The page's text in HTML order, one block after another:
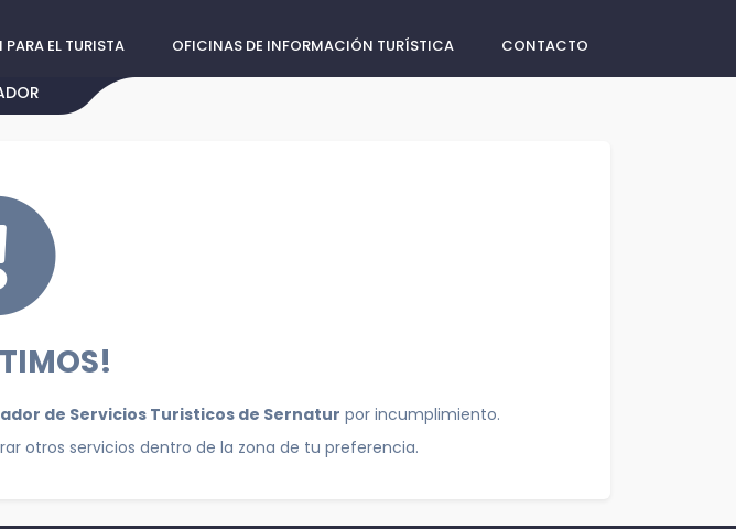
EL TURISTA OFICINAS DE INFORMACIÓN TURÍSTICA CONTACTO
de Servicios Turisticos de Sernatur por incumplimiento.
otros servicios dentro de la zona de tu preferencia.